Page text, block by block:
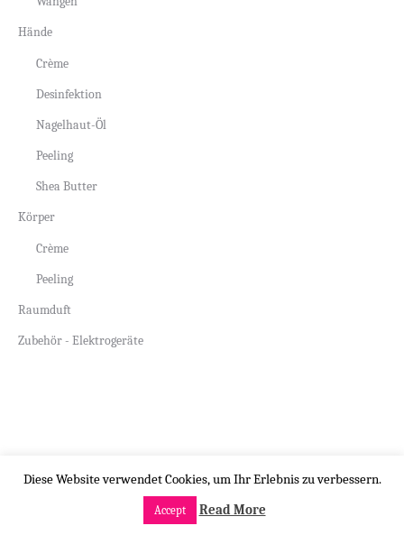
Hände
Crème
Desinfektion
Nagelhaut-Öl
Peeling
Shea Butter
Körper
Crème
Peeling
Raumduft
Zubehör - Elektrogeräte
Menü öffnen
Diese Website verwendet Cookies, um Ihr Erlebnis zu verbessern.
Accept Read More